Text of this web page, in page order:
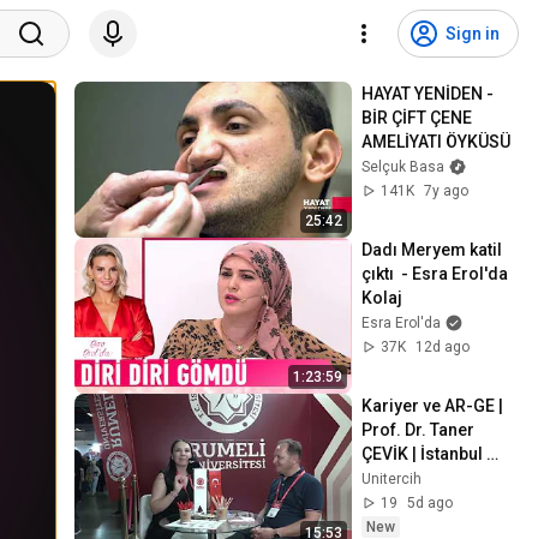
Sign in
25:42
HAYAT YENİDEN -
BİR ÇİFT ÇENE
AMELİYATI ÖYKÜSÜ
Selçuk Basa
141K 7y ago
1:23:59
Dadı Meryem katil
çıktı  - Esra Erol'da
Kolaj
Esra Erol'da
37K
12d ago
15:53
Kariyer ve AR-GE |
Prof. Dr. Taner
ÇEVİK | İstanbul
Rumeli Üniversitesi
| 15. Tercih Fuarı
Unitercih
19
5d ago
New